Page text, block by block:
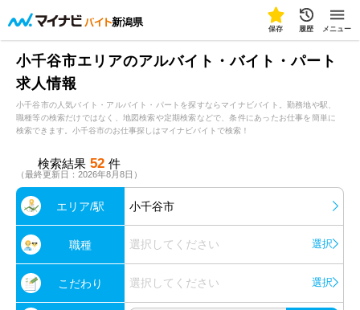
新潟県
保存 履歴 メニュー
小千谷市エリアのアルバイト・バイト・パート
求人情報
小千谷市の人気バイト・アルバイト・パートを探すならマイナビバイト。勤務地や駅、
職種等の検索だけではなく、地図検索や定期検索などで、条件にあったお仕事を簡単に
検索できます。小千谷市のお仕事探しはマイナビバイトで検索！
検索結果 52 件
（最終更新日：2026年8月8日）
エリア/駅 小千谷市
職種 選択してください 選択
こだわり 選択してください 選択